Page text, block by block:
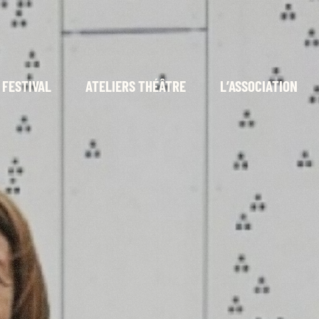
ATELIERS THÉÂTRE L’ASSOCIATION